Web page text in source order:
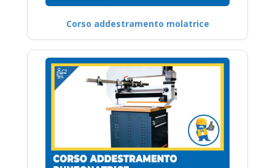
Corso addestramento molatrice